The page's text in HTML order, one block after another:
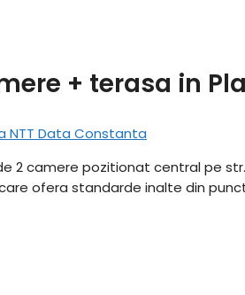
+ terasa in
2 camere pozitionat central pe
ofera standarde inalte din